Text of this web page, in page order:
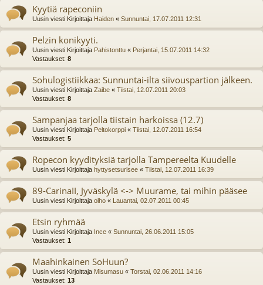
Kyytiä rapeconiin
Uusin viesti Kirjoittaja Haiden « Sunnuntai, 17.07.2011 12:31
Pelzin konikyyti.
Uusin viesti Kirjoittaja Pahistonttu « Perjantai, 15.07.2011 14:32
Vastaukset: 8
Sohulogistiikkaa: Sunnuntai-ilta siivouspartion jälkeen.
Uusin viesti Kirjoittaja Zaibe « Tiistai, 12.07.2011 20:03
Vastaukset: 8
Sampanjaa tarjolla tiistain harkoissa (12.7)
Uusin viesti Kirjoittaja Peltokorppi « Tiistai, 12.07.2011 16:54
Vastaukset: 5
Ropecon kyydityksiä tarjolla Tampereelta Kuudelle
Uusin viesti Kirjoittaja hyttysetsurisee « Tiistai, 12.07.2011 16:39
89-CarinaII, Jyväskylä <-> Muurame, tai mihin pääsee
Uusin viesti Kirjoittaja olho « Lauantai, 02.07.2011 00:45
Etsin ryhmää
Uusin viesti Kirjoittaja Ince « Sunnuntai, 26.06.2011 15:05
Vastaukset: 1
Maahinkainen SoHuun?
Uusin viesti Kirjoittaja Misumasu « Torstai, 02.06.2011 14:16
Vastaukset: 13